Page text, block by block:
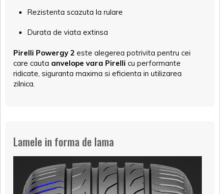
Rezistenta scazuta la rulare
Durata de viata extinsa
Pirelli Powergy 2 este alegerea potrivita pentru cei
care cauta anvelope vara Pirelli cu performante
ridicate, siguranta maxima si eficienta in utilizarea
zilnica.
Lamele in forma de lama